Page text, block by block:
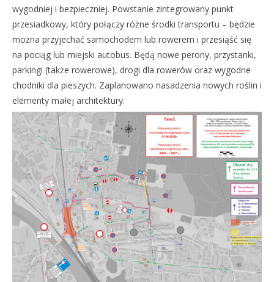
wygodniej i bezpieczniej. Powstanie zintegrowany punkt
przesiadkowy, który połączy różne środki transportu – będzie
można przyjechać samochodem lub rowerem i przesiąść się
na pociąg lub miejski autobus. Będą nowe perony, przystanki,
parkingi (także rowerowe), drogi dla rowerów oraz wygodne
chodniki dla pieszych. Zaplanowano nasadzenia nowych roślin i
elementy małej architektury.